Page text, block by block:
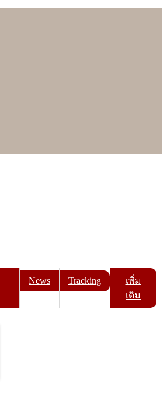
News Tracking
เพิ่ม
เติม